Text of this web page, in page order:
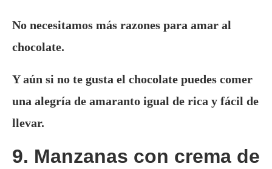
No necesitamos más razones para amar al
chocolate.
Y aún si no te gusta el chocolate puedes comer
una alegría de amaranto igual de rica y fácil de
llevar.
9. Manzanas con crema de